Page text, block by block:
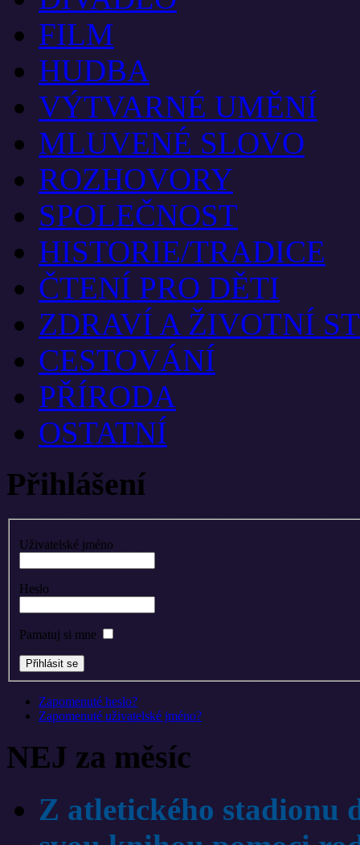
FILM
HUDBA
VÝTVARNÉ UMĚNÍ
MLUVENÉ SLOVO
ROZHOVORY
SPOLEČNOST
HISTORIE/TRADICE
ČTENÍ PRO DĚTI
ZDRAVÍ A ŽIVOTNÍ
CESTOVÁNÍ
PŘÍRODA
OSTATNÍ
Přihlášení
Uživatelské jméno
Heslo
Pamatuj si mne
Zapomenuté heslo?
Zapomenuté uživatelské jméno?
NEJ za měsíc
Z atletického stadionu